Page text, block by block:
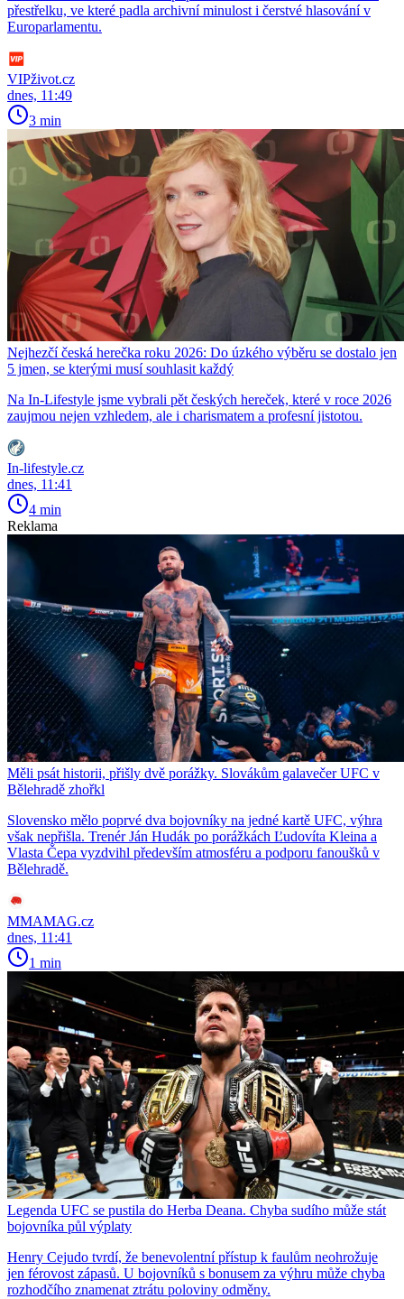
přestřelku, ve které padla archivní minulost i čerstvé hlasování v
Europarlamentu.
VIPživot.cz
dnes, 11:49
3 min
Nejhezčí česká herečka roku 2026: Do úzkého výběru se dostalo jen
5 jmen, se kterými musí souhlasit každý
Na In-Lifestyle jsme vybrali pět českých hereček, které v roce 2026
zaujmou nejen vzhledem, ale i charismatem a profesní jistotou.
In-lifestyle.cz
dnes, 11:41
4 min
Reklama
Měli psát historii, přišly dvě porážky. Slovákům galavečer UFC v
Bělehradě zhořkl
Slovensko mělo poprvé dva bojovníky na jedné kartě UFC, výhra
však nepřišla. Trenér Ján Hudák po porážkách Ľudovíta Kleina a
Vlasta Čepa vyzdvihl především atmosféru a podporu fanoušků v
Bělehradě.
MMAMAG.cz
dnes, 11:41
1 min
Legenda UFC se pustila do Herba Deana. Chyba sudího může stát
bojovníka půl výplaty
Henry Cejudo tvrdí, že benevolentní přístup k faulům neohrožuje
jen férovost zápasů. U bojovníků s bonusem za výhru může chyba
rozhodčího znamenat ztrátu poloviny odměny.